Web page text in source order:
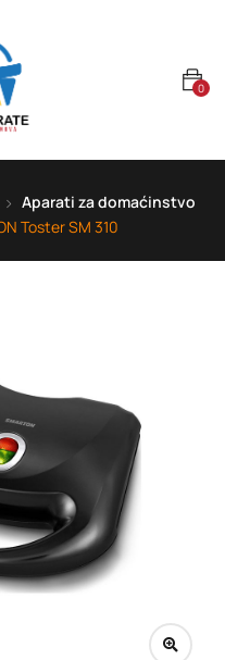
0
Aparati za domaćinstvo
Toster SM 310